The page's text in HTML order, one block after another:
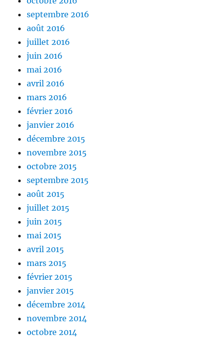
septembre 2016
août 2016
juillet 2016
juin 2016
mai 2016
avril 2016
mars 2016
février 2016
janvier 2016
décembre 2015
novembre 2015
octobre 2015
septembre 2015
août 2015
juillet 2015
juin 2015
mai 2015
avril 2015
mars 2015
février 2015
janvier 2015
décembre 2014
novembre 2014
octobre 2014